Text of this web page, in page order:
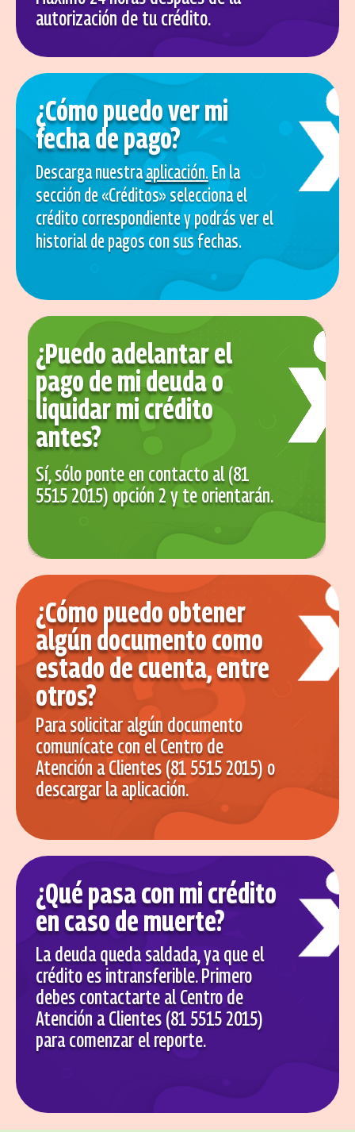
autorización de tu crédito.
¿Cómo puedo ver mi
fecha de pago?
Descarga nuestraaplicación.En la
sección de «Créditos» selecciona el
crédito correspondiente y podrás ver el
historial de pagos con sus fechas.
¿Puedo adelantar el
pago de mi deuda o
liquidar mi crédito
antes?
Sí, sólo ponte en contacto al (81
5515 2015) opción 2 y te orientarán.
¿Cómo puedo obtener
algún documento como
estado de cuenta, entre
otros?
Para solicitar algún documento
comunícate con el Centro de
Atención a Clientes (81 5515 2015) o
descargar la aplicación.
¿Qué pasa con mi crédito
en caso de muerte?
La deuda queda saldada, ya que el
crédito es intransferible. Primero
debes contactarte al Centro de
Atención a Clientes (81 5515 2015)
para comenzar el reporte.